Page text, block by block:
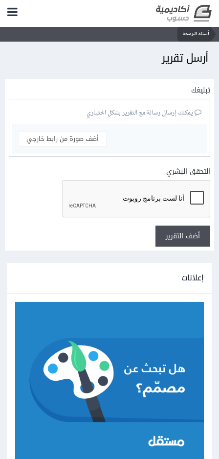
أسئلة البرمجة
أرسل تقرير
تبليغك
يمكنك إرسال رسالة مع التقرير بشكل اختياري
أضف صورة من رابط خارجي
التحقق البشري
أضف التقرير
إعلانات